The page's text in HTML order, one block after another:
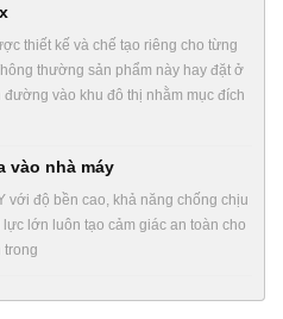
thiết kế và chế tạo riêng cho từng
thường sản phẩm này hay đặt ở
vào khu đô thị nhằm mục đích
vào nhà máy
với độ bền cao, khả năng chống chịu
lớn luôn tạo cảm giác an toàn cho
trong